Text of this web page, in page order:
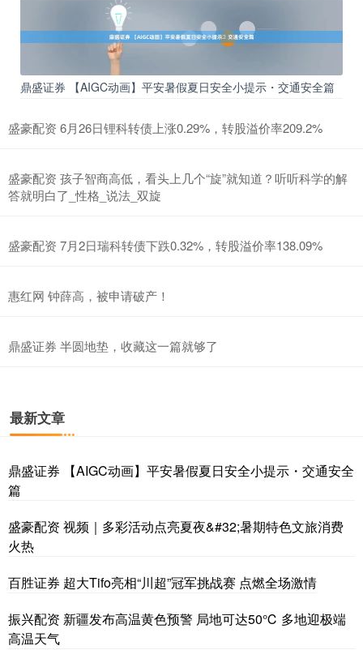
鼎盛证券 【AIGC动画】平安暑假夏日安全小提示・交通安全篇
盛豪配资 6月26日锂科转债上涨0.29%，转股溢价率209.2%
盛豪配资 孩子智商高低，看头上几个“旋”就知道？听听科学的解
答就明白了_性格_说法_双旋
盛豪配资 7月2日瑞科转债下跌0.32%，转股溢价率138.09%
惠红网 钟薛高，被申请破产！
鼎盛证券 半圆地垫，收藏这一篇就够了
最新文章
鼎盛证券 【AIGC动画】平安暑假夏日安全小提示・交通安全
篇
盛豪配资 视频｜多彩活动点亮夏夜&#32;暑期特色文旅消费
火热
百胜证券 超大Tifo亮相“川超”冠军挑战赛 点燃全场激情
振兴配资 新疆发布高温黄色预警 局地可达50℃ 多地迎极端
高温天气